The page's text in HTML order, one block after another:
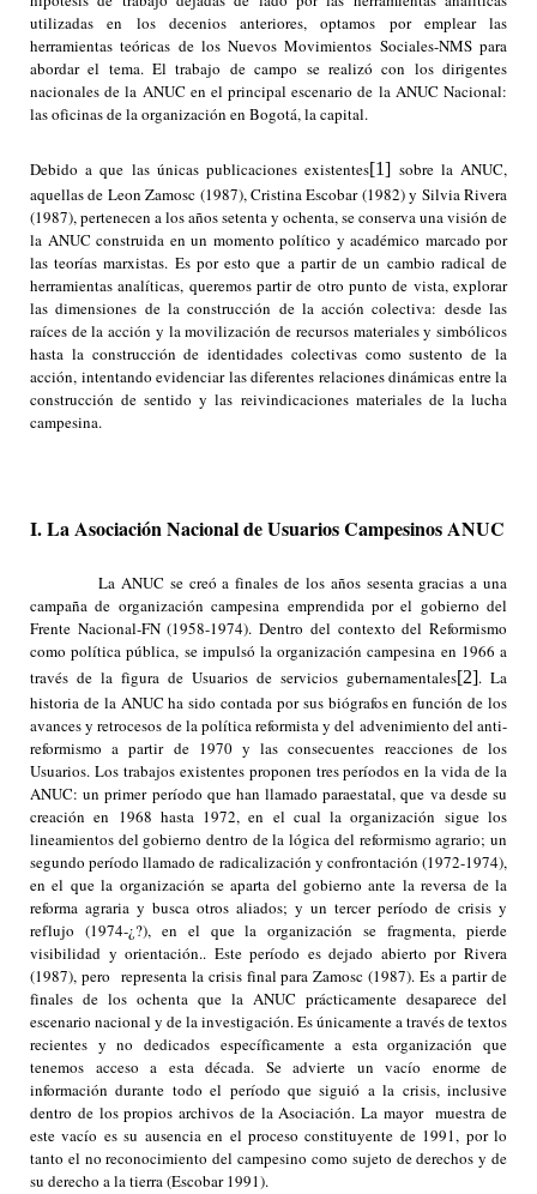
utilizadas en los decenios anteriores, optamos por emplear las
herramientas teóricas de los Nuevos Movimientos Sociales-NMS para
abordar el tema. El trabajo de campo se realizó con los dirigentes
nacionales de la ANUC en el principal escenario de la ANUC Nacional:
las oficinas de la organización en Bogotá, la capital.
Debido a que las únicas publicaciones existentes[1] sobre la ANUC,
aquellas de Leon Zamosc (1987), Cristina Escobar (1982) y Silvia Rivera
(1987), pertenecen a los años setenta y ochenta, se conserva una visión de
la ANUC construida en un momento político y académico marcado por
las teorías marxistas. Es por esto que a partir de un cambio radical de
herramientas analíticas, queremos partir de otro punto de vista, explorar
las dimensiones de la construcción de la acción colectiva: desde las
raíces de la acción y la movilización de recursos materiales y simbólicos
hasta la construcción de identidades colectivas como sustento de la
acción, intentando evidenciar las diferentes relaciones dinámicas entre la
construcción de sentido y las reivindicaciones materiales de la lucha
campesina.
I. La Asociación Nacional de Usuarios Campesinos ANUC
La ANUC se creó a finales de los años sesenta gracias a una
campaña de organización campesina emprendida por el gobierno del
Frente Nacional-FN (1958-1974). Dentro del contexto del Reformismo
como política pública, se impulsó la organización campesina en 1966 a
través de la figura de Usuarios de servicios gubernamentales[2]. La
historia de la ANUC ha sido contada por sus biógrafos en función de los
avances y retrocesos de la política reformista y del advenimiento del anti-
reformismo a partir de 1970 y las consecuentes reacciones de los
Usuarios. Los trabajos existentes proponen tres períodos en la vida de la
ANUC: un primer período que han llamado paraestatal, que va desde su
creación en 1968 hasta 1972, en el cual la organización sigue los
lineamientos del gobierno dentro de la lógica del reformismo agrario; un
segundo período llamado de radicalización y confrontación (1972-1974),
en el que la organización se aparta del gobierno ante la reversa de la
reforma agraria y busca otros aliados; y un tercer período de crisis y
reflujo (1974-¿?), en el que la organización se fragmenta, pierde
visibilidad y orientación.. Este período es dejado abierto por Rivera
(1987), pero representa la crisis final para Zamosc (1987). Es a partir de
finales de los ochenta que la ANUC prácticamente desaparece del
escenario nacional y de la investigación. Es únicamente a través de textos
recientes y no dedicados específicamente a esta organización que
tenemos acceso a esta década. Se advierte un vacío enorme de
información durante todo el período que siguió a la crisis, inclusive
dentro de los propios archivos de la Asociación. La mayor muestra de
este vacío es su ausencia en el proceso constituyente de 1991, por lo
tanto el no reconocimiento del campesino como sujeto de derechos y de
su derecho a la tierra (Escobar 1991).